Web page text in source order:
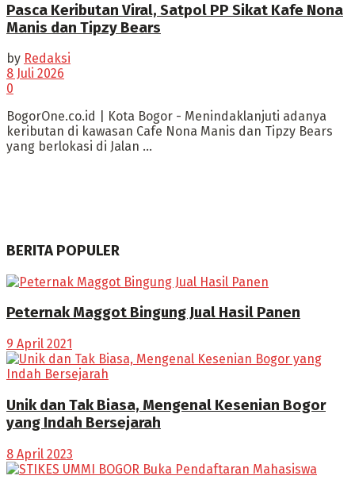
Pasca Keributan Viral, Satpol PP Sikat Kafe Nona
Manis dan Tipzy Bears
by Redaksi
8 Juli 2026
0
BogorOne.co.id | Kota Bogor - Menindaklanjuti adanya
keributan di kawasan Cafe Nona Manis dan Tipzy Bears
yang berlokasi di Jalan ...
BERITA POPULER
Peternak Maggot Bingung Jual Hasil Panen
9 April 2021
Unik dan Tak Biasa, Mengenal Kesenian Bogor
yang Indah Bersejarah
8 April 2023